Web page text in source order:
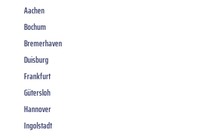
Aachen
Bochum
Bremerhaven
Duisburg
Frankfurt
Gütersloh
Hannover
Ingolstadt